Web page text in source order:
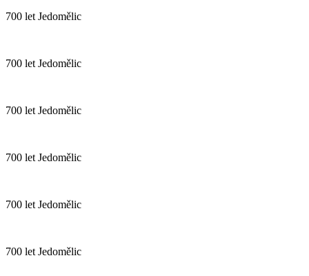
700 let Jedomělic
700 let Jedomělic
700 let Jedomělic
700 let Jedomělic
700 let Jedomělic
700 let Jedomělic